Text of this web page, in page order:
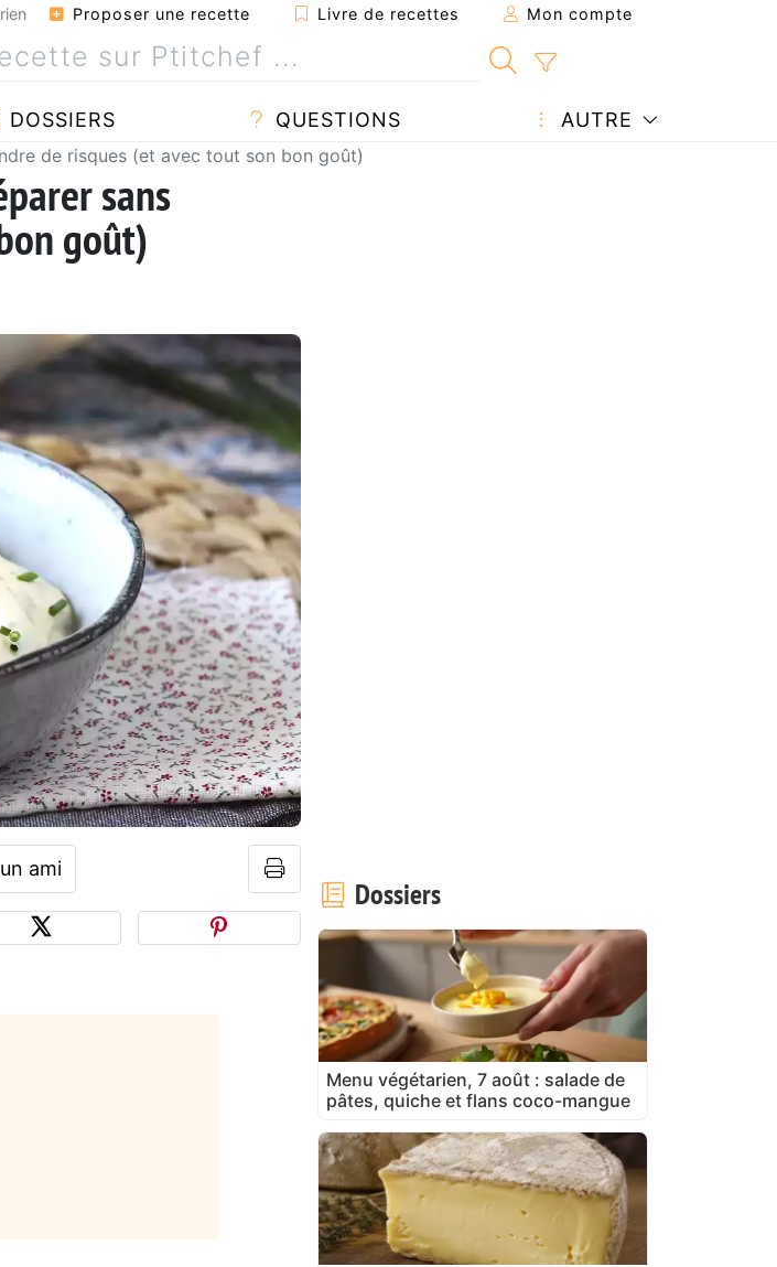
Proposer une recette Livre de recettes Mon compte
DOSSIERS QUESTIONS AUTRE
de risques (et avec tout son bon goût)
sans
goût)
ami
Dossiers
Menu végétarien, 7 août : salade de
pâtes, quiche et flans coco-mangue